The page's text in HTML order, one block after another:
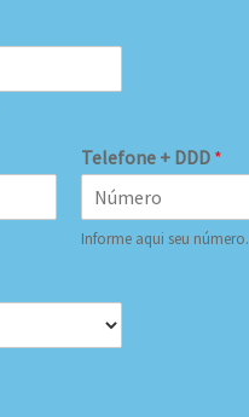
Telefone + DDD *
Informe aqui seu número.